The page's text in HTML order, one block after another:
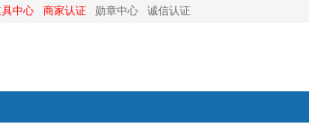
中心 商家认证 勋章中心 诚信认证